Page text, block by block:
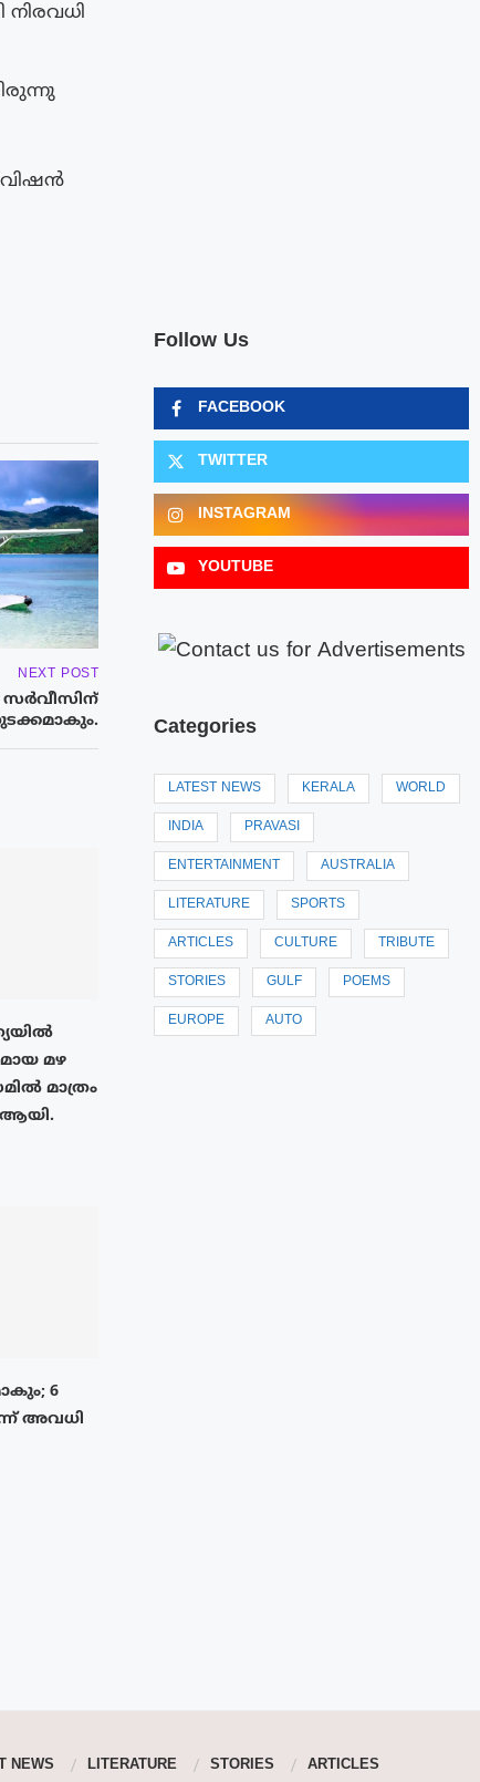
NEXT POST
സര്‍വീസിന്
മഴ
മാത്രം
ആയി.
6
അവധി
Follow Us
FACEBOOK
TWITTER
INSTAGRAM
YOUTUBE
Categories
LATEST NEWS KERALA WORLD
INDIA PRAVASI
ENTERTAINMENT AUSTRALIA
LITERATURE SPORTS
ARTICLES CULTURE TRIBUTE
STORIES GULF POEMS
EUROPE AUTO
NEWS LITERATURE STORIES ARTICLES